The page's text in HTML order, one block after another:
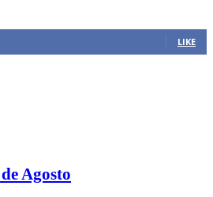
LIKE
Agosto